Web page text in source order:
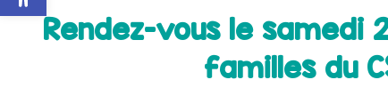
Rendez-vous le
familles du